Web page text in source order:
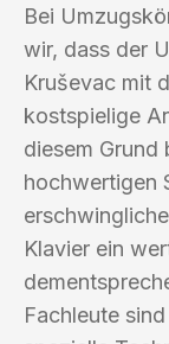
Bei
wir, dass der
Kruševac mit
kostspielige
diesem
hochwertigen
Klavier ein
Fachleute